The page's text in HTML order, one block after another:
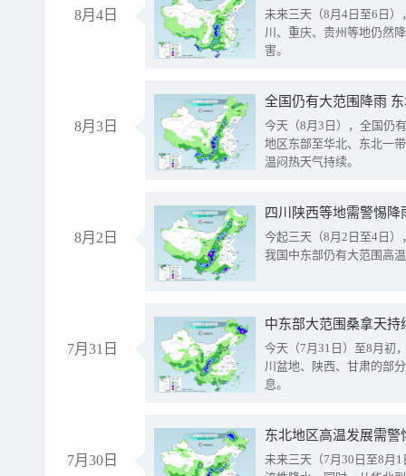
8月4日
未来三天（8月4日至6日
川、重庆、贵州等地仍然
害。
8月3日
全国仍有大范围降雨
今天（8月3日），全国仍
地区东部至华北、东北一
温闷热天气持续。
8月2日
今起三天（8月2日至4日
我国中东部仍有大范围高
7月31日
中东部大范围桑拿天
今天（7月31日）至8月初
川盆地、陕西、甘肃的部
息。
7月30日
东北地区高温发展需
未来三天（7月30日至8月